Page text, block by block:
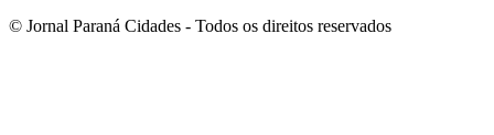
© Jornal Paraná Cidades - Todos os direitos reservados